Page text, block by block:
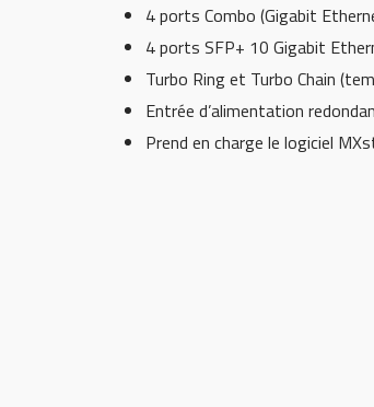
4 ports Combo (Gigabit
4 ports SFP+ 10 Gigabit
Turbo Ring et Turbo Chain
Entrée d’alimentation
Prend en charge le logiciel